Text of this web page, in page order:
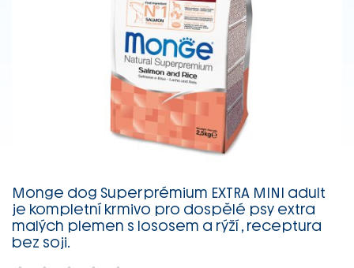
Monge dog Superprémium EXTRA MINI adult
je kompletní krmivo pro dospělé psy extra
malých plemen s lososem a rýží , receptura
bez soji.